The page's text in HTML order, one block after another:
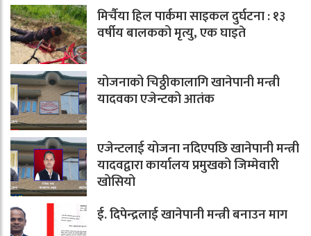
मिर्चैया हिल पार्कमा साइकल दुर्घटना : १३
वर्षीय बालकको मृत्यु, एक घाइते
योजनाको चिठ्ठीकालागि खानेपानी मन्त्री
यादवका एजेन्टको आतंक
एजेन्टलाई योजना नदिएपछि खानेपानी मन्त्री
यादवद्वारा कार्यालय प्रमुखको जिम्मेवारी
खोसियो
ई. दिपेन्द्रलाई खानेपानी मन्त्री बनाउन माग